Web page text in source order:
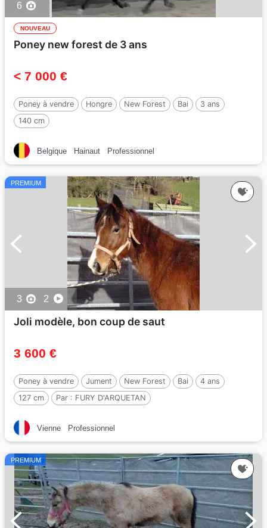
6
NOUVEAU
Poney new forest de 3 ans
< 7 000 €
Poney à vendre Hongre New Forest Bai
3 ans
140 cm
Belgique Hainaut Professionnel
PREMIUM
3 2
Joli modèle, bon coup de saut
3 600 €
Poney à vendre Jument New Forest Bai
4 ans
127 cm
Par : FURY D'ARQUETAN
Vienne Professionnel
PREMIUM